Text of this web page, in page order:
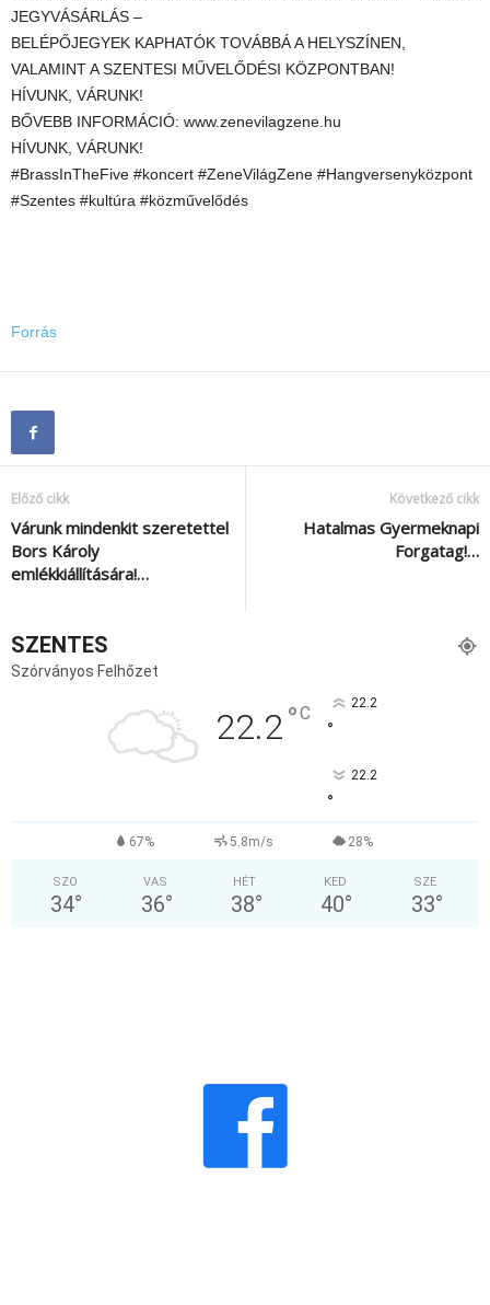
JEGYVÁSÁRLÁS –
BELÉPŐJEGYEK KAPHATÓK TOVÁBBÁ A HELYSZÍNEN,
VALAMINT A SZENTESI MŰVELŐDÉSI KÖZPONTBAN!
HÍVUNK, VÁRUNK!
BŐVEBB INFORMÁCIÓ: www.zenevilagzene.hu
HÍVUNK, VÁRUNK!
#BrassInTheFive #koncert #ZeneVilágZene #Hangversenyközpont
#Szentes #kultúra #közművelődés
Forrás
Előző cikk
Várunk mindenkit szeretettel
Bors Károly
emlékkiállítására!…
Következő cikk
Hatalmas Gyermeknapi
Forgatag!…
SZENTES
Szórványos Felhőzet
22.2°C 22.2
°
22.2
°
67% 5.8m/s 28%
SZO
34°
VAS
36°
HÉT
38°
KED
40°
SZE
33°